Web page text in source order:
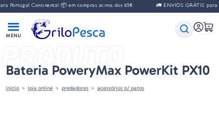
Portugal Continental 📦 em compras acima dos 65€ 🚛 ENVIOS GRÁTIS para
PRODUTO
Bateria PoweryMax PowerKit PX10
início loja online predadores acessórios p/ patos